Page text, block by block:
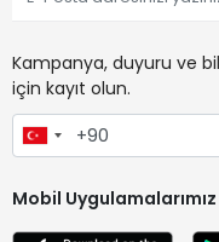
Kampanya, duyuru ve
için kayıt olun.
Mobil Uygulamalarımız